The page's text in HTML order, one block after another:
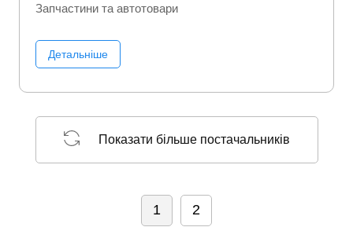
Запчастини та автотовари
Детальніше
Показати більше постачальників
1 2